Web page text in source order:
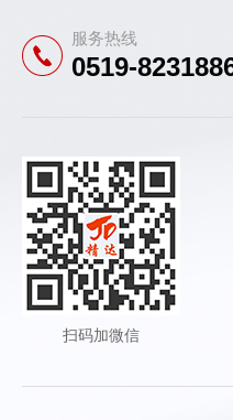
服务热线
0519-
扫码加微信